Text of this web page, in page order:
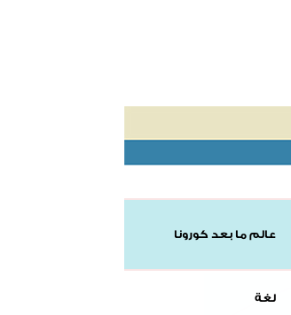
عالم ما بعد كورونا
لغة